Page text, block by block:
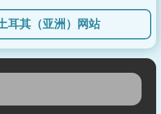
耳其（亚洲）网站